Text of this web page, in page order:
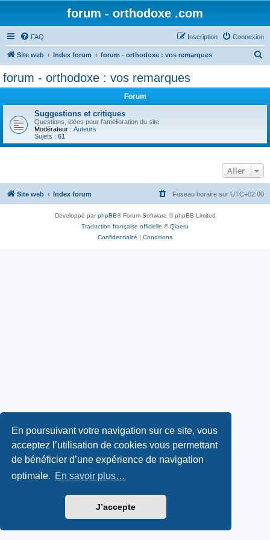
En poursuivant votre navigation sur ce site, vous
acceptez l’utilisation de cookies vous permettant
de bénéficier d’une expérience de navigation
optimale. En savoir plus…
J’accepte
forum - orthodoxe .com
FAQ Connexion
Inscription
Site web Index forum forum - orthodoxe : vos remarques
r
forum - orthodoxe : vos remarques
Forum
Suggestions et critiques
Questions, idées pour l'amélioration du site
Modérateur : Auteurs
Sujets : 61
Aller
Site web Index forum Fuseau horaire sur UTC+02:00
Développé parphpBB® Forum Software © phpBB Limited
Traduction française officielle ©Qiaeru
Confidentialité | Conditions